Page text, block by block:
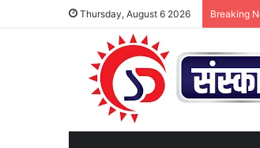
Thursday, August 6 2026 Breaking